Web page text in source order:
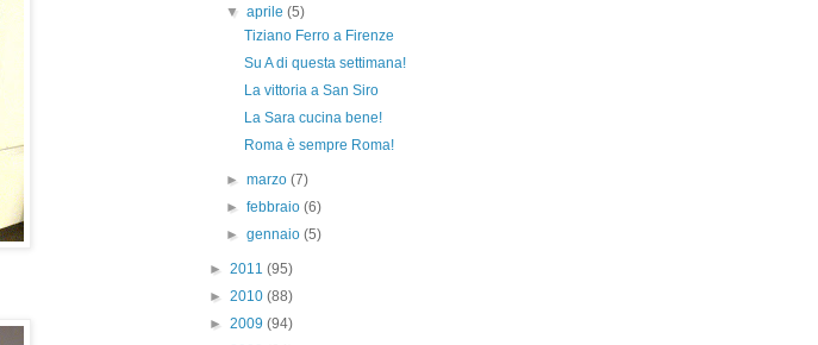
▼aprile(5)
Tiziano Ferro a Firenze
Su A di questa settimana!
La vittoria a San Siro
La Sara cucina bene!
Roma è sempre Roma!
►marzo(7)
►febbraio(6)
►gennaio(5)
► 2011 (95)
► 2010 (88)
► 2009 (94)